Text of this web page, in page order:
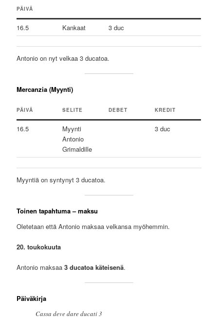
PÄIVÄ
16.5 Kankaat 3 duc
Antonio on nyt velkaa 3 ducatoa.
Mercanzia (Myynti)
PÄIVÄ SELITE DEBET KREDIT
16.5
Myynti
Antonio
Grimaldille
3 duc
Myyntiä on syntynyt 3 ducatoa.
Toinen tapahtuma – maksu
Oletetaan että Antonio maksaa velkansa myöhemmin.
20. toukokuuta
Antonio maksaa3 ducatoa käteisenä.
Päiväkirja
Cassa deve dare ducati 3